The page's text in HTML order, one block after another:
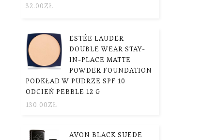
32.00ZŁ
ESTÉE LAUDER
DOUBLE WEAR STAY-
IN-PLACE MATTE
POWDER FOUNDATION
PODKŁAD W PUDRZE SPF 10
ODCIEŃ PEBBLE 12 G
130.00ZŁ
AVON BLACK SUEDE